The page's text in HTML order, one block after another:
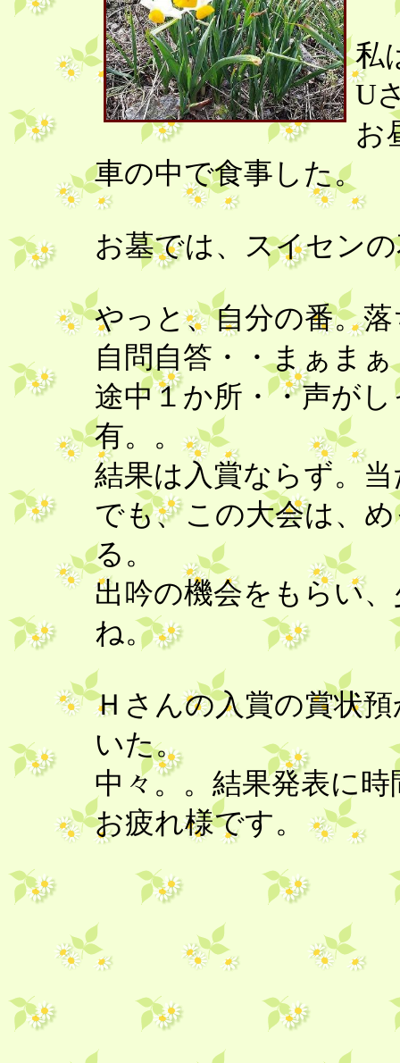
私
U
お
車の中で食事した。
お墓では、スイセン
やっと、自分の番。
自問自答・・まぁま
途中１か所・・声が
有。。
結果は入賞ならず。
でも、この大会は、
る。
出吟の機会をもらい
ね。
Ｈさんの入賞の賞状
いた。
中々。。結果発表に
お疲れ様です。